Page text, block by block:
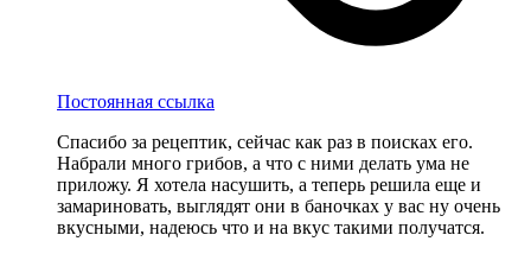
Постоянная ссылка
Спасибо за рецептик, сейчас как раз в поисках его.
Набрали много грибов, а что с ними делать ума не
приложу. Я хотела насушить, а теперь решила еще и
замариновать, выглядят они в баночках у вас ну очень
вкусными, надеюсь что и на вкус такими получатся.